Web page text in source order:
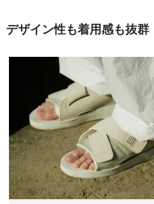
デザイン性も着用感も抜群